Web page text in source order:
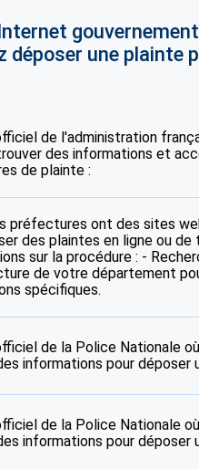
déposer une plainte
de l'administration
des informations et
de plainte :
préfectures ont des sites
des plaintes en ligne ou de
sur la procédure : -
de votre département
spécifiques.
de la Police Nationale
informations pour déposer
de la Police Nationale
informations pour déposer